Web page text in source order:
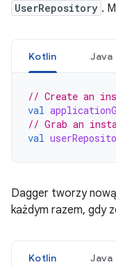
UserRepository .
Kotlin Java
// Create an
val
// Grab an
val
Dagger tworzy
każdym razem, gdy
Kotlin Java